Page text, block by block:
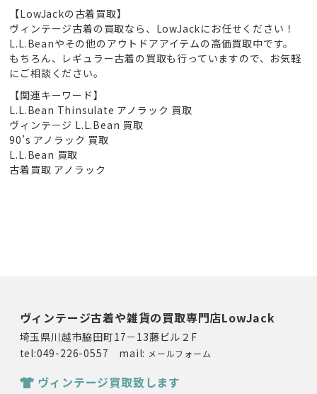
【LowJackの古着買取】
ヴィンテージ古着の買取なら、LowJackにお任せください！
L.L.Beanやその他のアウトドアアイテムの高価買取中です。
もちろん、レギュラー古着の買取も行っていますので、お気軽
にご相談ください。
【関連キーワード】
L.L.Bean Thinsulate アノラック 買取
ヴィンテージ L.L.Bean 買取
90’s アノラック 買取
L.L.Bean 買取
古着買取 アノラック
ヴィンテージ古着や雑貨の買取専門店LowJack
埼玉県川越市脇田町17－13藤ビル２F
tel:049-226-0557 mail: メールフォーム
ヴィンテージ買取致します